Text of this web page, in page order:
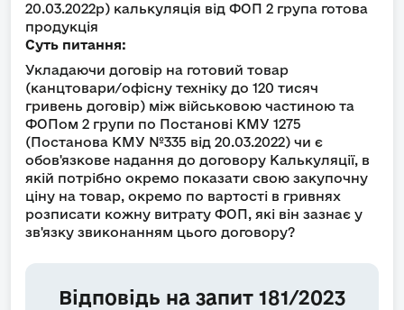
20.03.2022р) калькуляція від ФОП 2 група готова
продукція
Суть питання:
Укладаючи договір на готовий товар
(канцтовари/офісну техніку до 120 тисяч
гривень договір) між військовою частиною та
ФОПом 2 групи по Постанові КМУ 1275
(Постанова КМУ №335 від 20.03.2022) чи є
обов'язкове надання до договору Калькуляції, в
якій потрібно окремо показати свою закупочну
ціну на товар, окремо по вартості в гривнях
розписати кожну витрату ФОП, які він зазнає у
зв'язку звиконанням цього договору?
Відповідь на запит 181/2023